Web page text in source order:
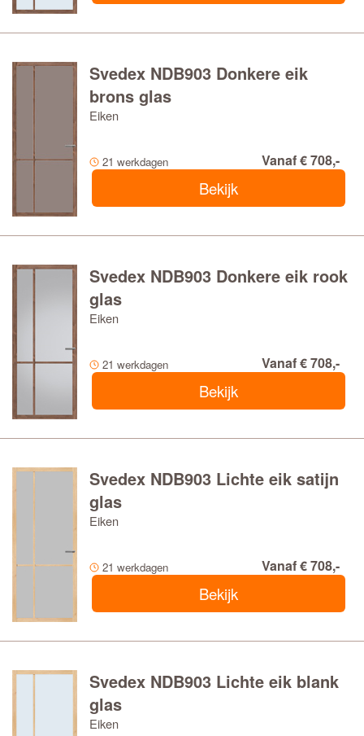
Svedex NDB903 Donkere eik
brons glas
Eiken
21 werkdagen Vanaf € 708,-
Bekijk
Svedex NDB903 Donkere eik rook
glas
Eiken
21 werkdagen Vanaf € 708,-
Bekijk
Svedex NDB903 Lichte eik satijn
glas
Eiken
21 werkdagen Vanaf € 708,-
Bekijk
Svedex NDB903 Lichte eik blank
glas
Eiken